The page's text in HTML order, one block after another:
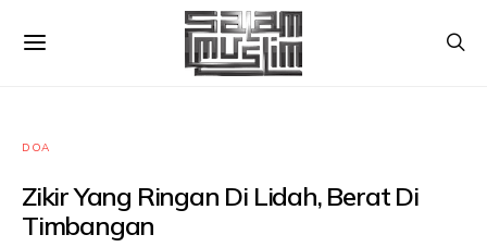
DOA
Zikir Yang Ringan Di Lidah, Berat Di
Timbangan